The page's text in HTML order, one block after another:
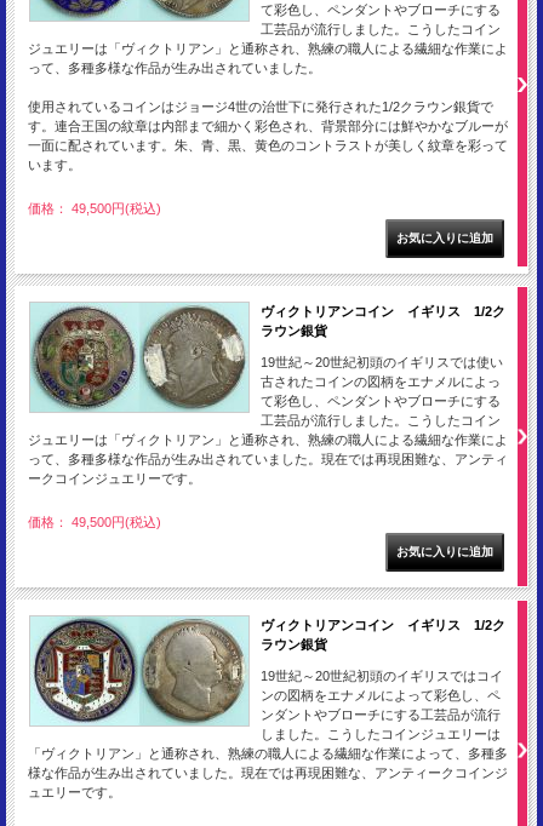
て彩色し、ペンダントやブローチにする
工芸品が流行しました。こうしたコイン
ジュエリーは「ヴィクトリアン」と通称され、熟練の職人による繊細な作業によ
って、多種多様な作品が生み出されていました。
使用されているコインはジョージ4世の治世下に発行された1/2クラウン銀貨で
す。連合王国の紋章は内部まで細かく彩色され、背景部分には鮮やかなブルーが
一面に配されています。朱、青、黒、黄色のコントラストが美しく紋章を彩って
います。
価格： 49,500円(税込)
ヴィクトリアンコイン イギリス 1/2ク
ラウン銀貨
19世紀～20世紀初頭のイギリスでは使い
古されたコインの図柄をエナメルによっ
て彩色し、ペンダントやブローチにする
工芸品が流行しました。こうしたコイン
ジュエリーは「ヴィクトリアン」と通称され、熟練の職人による繊細な作業によ
って、多種多様な作品が生み出されていました。現在では再現困難な、アンティ
ークコインジュエリーです。
価格： 49,500円(税込)
ヴィクトリアンコイン イギリス 1/2ク
ラウン銀貨
19世紀～20世紀初頭のイギリスではコイ
ンの図柄をエナメルによって彩色し、ペ
ンダントやブローチにする工芸品が流行
しました。こうしたコインジュエリーは
「ヴィクトリアン」と通称され、熟練の職人による繊細な作業によって、多種多
様な作品が生み出されていました。現在では再現困難な、アンティークコインジ
ュエリーです。